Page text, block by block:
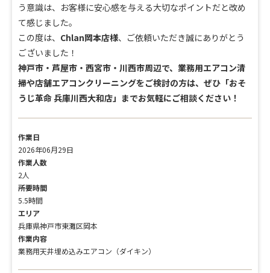
う意識は、お客様に安心感を与える大切なポイントだと改め
て感じました。
この度は、 Chlan岡本店様、ご依頼いただき誠にありがとう
ございました！
神戸市・芦屋市・西宮市・川西市周辺で、業務用エアコン清
掃や店舗エアコンクリーニングをご検討の方は、ぜひ「おそ
うじ革命 兵庫川西大和店」までお気軽にご相談ください！
作業日
2026年06月29日
作業人数
2人
所要時間
5.5時間
エリア
兵庫県神戸市東灘区岡本
作業内容
業務用天井埋め込みエアコン（ダイキン）